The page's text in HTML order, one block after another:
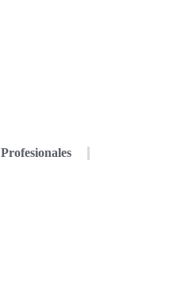
Profesionales